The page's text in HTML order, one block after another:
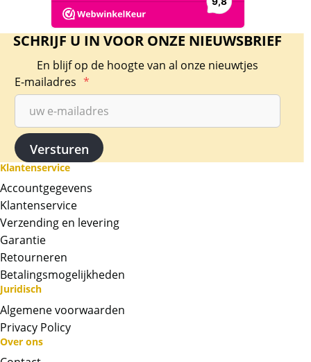
SCHRIJF U IN VOOR ONZE NIEUWSBRIEF
En blijf op de hoogte van al onze nieuwtjes
E-mailadres *
Klantenservice
Accountgegevens
Klantenservice
Verzending en levering
Garantie
Retourneren
Betalingsmogelijkheden
Juridisch
Algemene voorwaarden
Privacy Policy
Over ons